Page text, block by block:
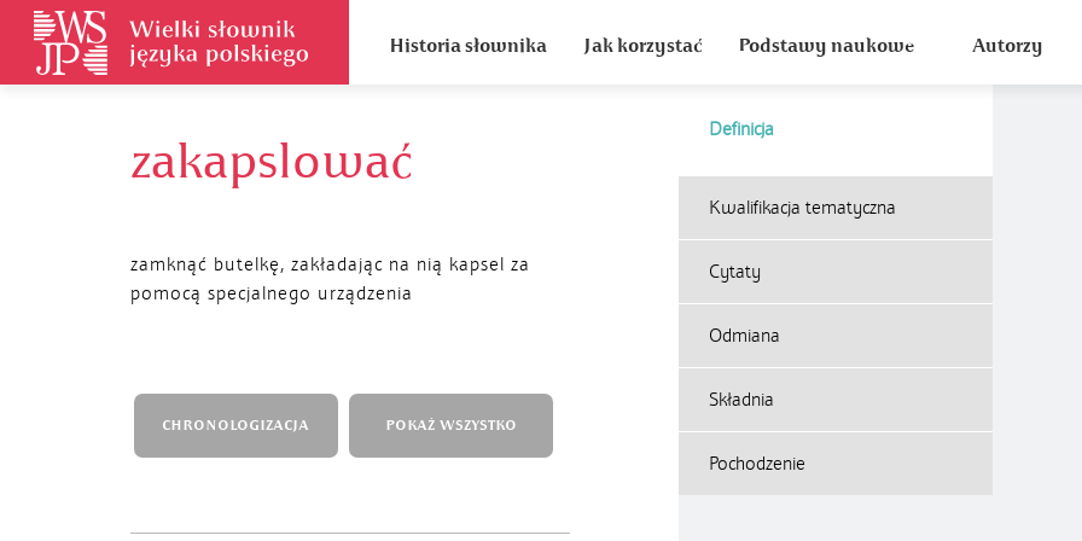
Historia słownika Jak korzystać Podstawy naukowe Autorzy
zakapslować
Definicja
zamknąć butelkę, zakładając na nią kapsel za
pomocą specjalnego urządzenia
Kwalifikacja tematyczna
Cytaty
Odmiana
Składnia
Pochodzenie
CHRONOLOGIZACJA POKAŻ WSZYSTKO